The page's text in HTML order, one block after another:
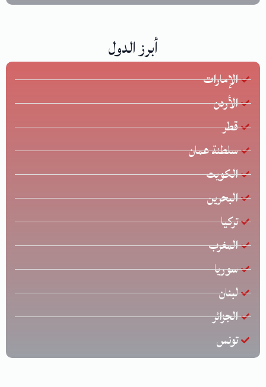
أبرز الدول
الإمارات
الأردن
قطر
سلطنة عمان
الكويت
البحرين
تركيا
المغرب
سوريا
لبنان
الجزائر
تونس